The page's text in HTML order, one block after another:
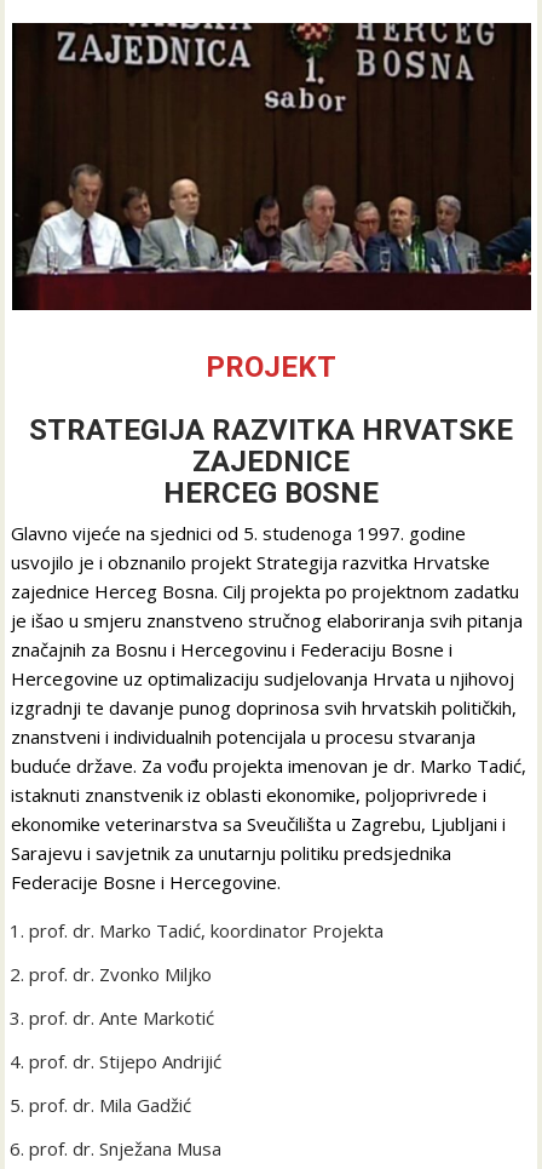
PROJEKT
STRATEGIJA RAZVITKA HRVATSKE
ZAJEDNICE
HERCEG BOSNE
Glavno vijeće na sjednici od 5. studenoga 1997. godine
usvojilo je i obznanilo projekt Strategija razvitka Hrvatske
zajednice Herceg Bosna. Cilj projekta po projektnom zadatku
je išao u smjeru znanstveno stručnog elaboriranja svih pitanja
značajnih za Bosnu i Hercegovinu i Federaciju Bosne i
Hercegovine uz optimalizaciju sudjelovanja Hrvata u njihovoj
izgradnji te davanje punog doprinosa svih hrvatskih političkih,
znanstveni i individualnih potencijala u procesu stvaranja
buduće države. Za vođu projekta imenovan je dr. Marko Tadić,
istaknuti znanstvenik iz oblasti ekonomike, poljoprivrede i
ekonomike veterinarstva sa Sveučilišta u Zagrebu, Ljubljani i
Sarajevu i savjetnik za unutarnju politiku predsjednika
Federacije Bosne i Hercegovine.
prof. dr. Marko Tadić, koordinator Projekta
prof. dr. Zvonko Miljko
prof. dr. Ante Markotić
prof. dr. Stijepo Andrijić
prof. dr. Mila Gadžić
prof. dr. Snježana Musa